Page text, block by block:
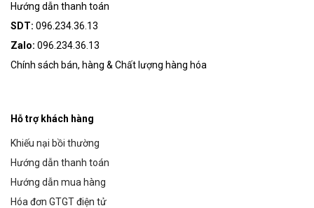
Hướng dẫn thanh toán
SDT: 096.234.36.13
Zalo: 096.234.36.13
Chính sách bán, hàng & Chất lượng hàng hóa
Hỗ trợ khách hàng
Khiếu nại bồi thường
Hướng dẫn thanh toán
Hướng dẫn mua hàng
Hóa đơn GTGT điện tử